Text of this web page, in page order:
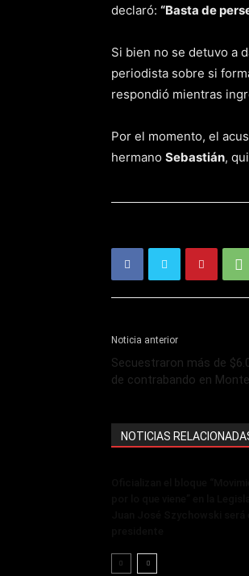
declaró: “Basta de
Si bien no se detuvo a
periodista sobre si
respondió mientras
Por el momento, el
hermano Sebastián,
Noticia anterior
Secuestraron más de
de contrabando en
NOTICIAS